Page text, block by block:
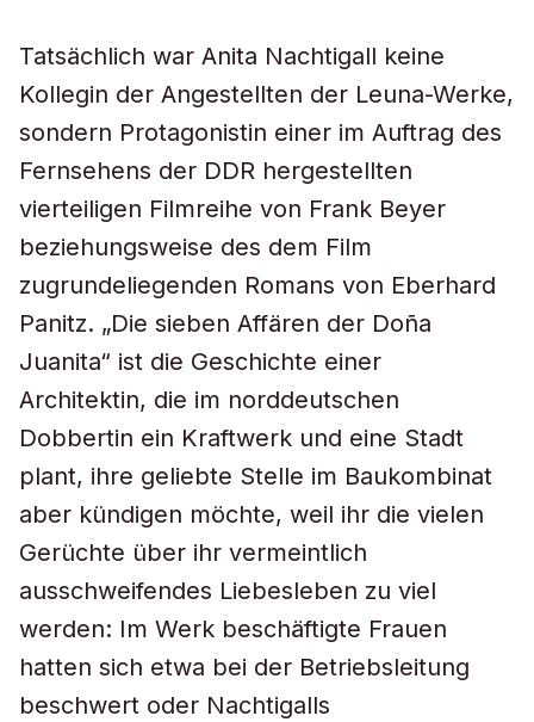
Tatsächlich war Anita Nachtigall keine
Kollegin der Angestellten der Leuna-Werke,
sondern Protagonistin einer im Auftrag des
Fernsehens der DDR hergestellten
vierteiligen Filmreihe von Frank Beyer
beziehungsweise des dem Film
zugrundeliegenden Romans von Eberhard
Panitz. „Die sieben Affären der Doña
Juanita“ ist die Geschichte einer
Architektin, die im norddeutschen
Dobbertin ein Kraftwerk und eine Stadt
plant, ihre geliebte Stelle im Baukombinat
aber kündigen möchte, weil ihr die vielen
Gerüchte über ihr vermeintlich
ausschweifendes Liebesleben zu viel
werden: Im Werk beschäftigte Frauen
hatten sich etwa bei der Betriebsleitung
beschwert oder Nachtigalls